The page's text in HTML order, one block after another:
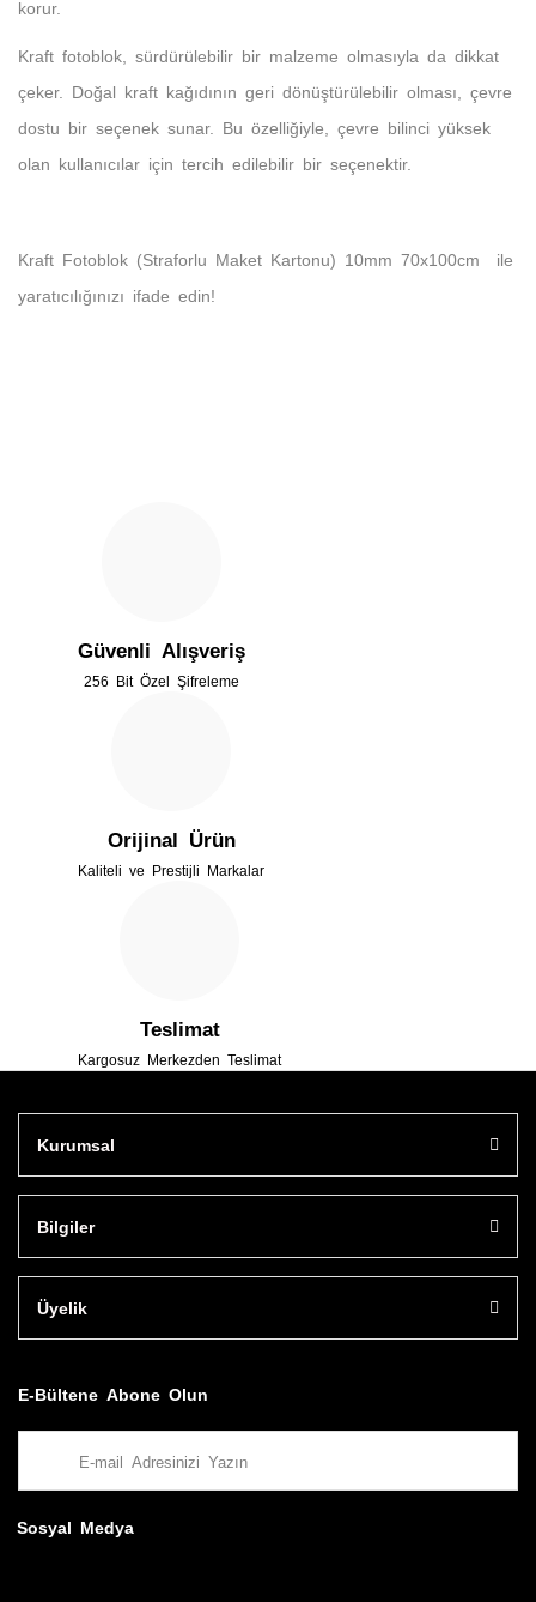
korur.
Kraft fotoblok, sürdürülebilir bir malzeme olmasıyla da dikkat
çeker. Doğal kraft kağıdının geri dönüştürülebilir olması, çevre
dostu bir seçenek sunar. Bu özelliğiyle, çevre bilinci yüksek
olan kullanıcılar için tercih edilebilir bir seçenektir.
Kraft Fotoblok (Straforlu Maket Kartonu) 10mm 70x100cm ile
yaratıcılığınızı ifade edin!
Ürün bilgilerinde hatalar bulunuyor.
Ürün fiyatı diğer sitelerden daha pahalı.
Güvenli Alışveriş
256 Bit Özel Şifreleme
Orijinal Ürün
Kaliteli ve Prestijli Markalar
Teslimat
Kargosuz Merkezden Teslimat
Kurumsal
Bilgiler
Üyelik
E-Bültene Abone Olun
Sosyal Medya